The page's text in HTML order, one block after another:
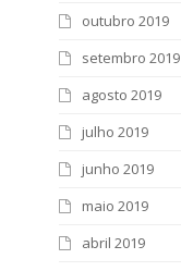
outubro 2019
setembro 2019
agosto 2019
julho 2019
junho 2019
maio 2019
abril 2019